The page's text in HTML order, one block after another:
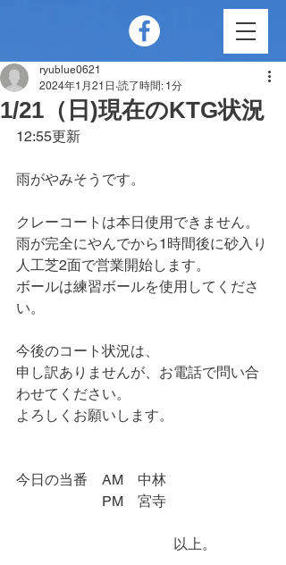
1/21（日)現在のKTG状況
ryublue0621
2024年1月21日 読了時間: 1分
12:55更新
雨がやみそうです。
クレーコートは本日使用できません。
雨が完全にやんでから1時間後に砂入り
人工芝2面で営業開始します。
ボールは練習ボールを使用してくださ
い。
今後のコート状況は、
申し訳ありませんが、お電話で問い合
わせてください。
よろしくお願いします。
今日の当番　AM　中林
PM　宮寺
以上。